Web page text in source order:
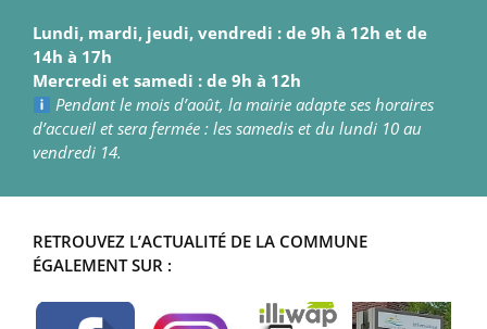
Lundi, mardi, jeudi, vendredi : de 9h à 12h et de
14h à 17h
Mercredi et samedi : de 9h à 12h
Pendant le mois d’août, la mairie adapte ses horaires
d’accueil et sera fermée : les samedis et du lundi 10 au
vendredi 14.
RETROUVEZ L’ACTUALITÉ DE LA COMMUNE
ÉGALEMENT SUR :